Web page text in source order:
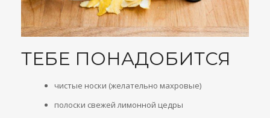
ТЕБЕ ПОНАДОБИТСЯ
чистые носки (желательно махровые)
полоски свежей лимонной цедры